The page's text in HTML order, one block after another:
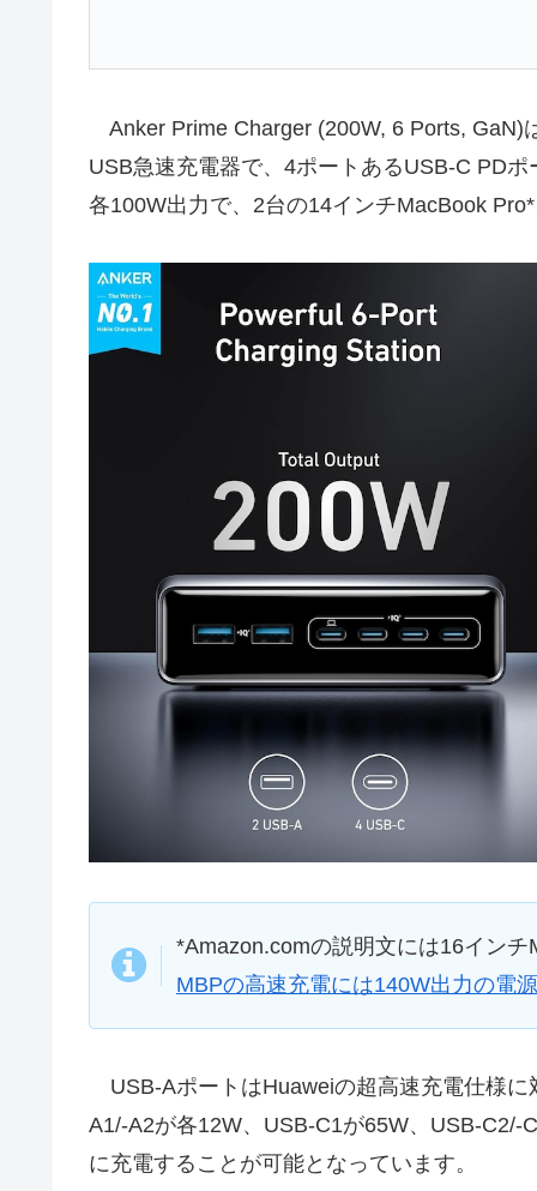
Anker Prime Charger (200W, 6 Ports, GaN)
USB急速充電器で、4ポートあるUSB-C PD
各100W出力で、2台の14インチMacBook
*Amazon.comの説明文には16インチ
MBPの高速充電には140W出力の電
USB-AポートはHuaweiの超高速充電仕様
A1/-A2が各12W、USB-C1が65W、USB-
に充電することが可能となっています。